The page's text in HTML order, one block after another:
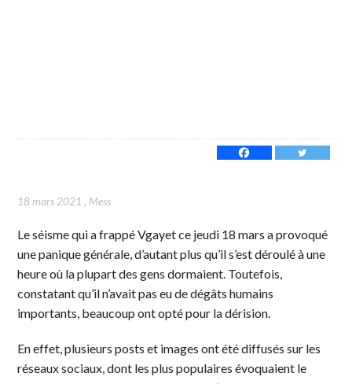
18 mars 2021 , Mess
Le séisme qui a frappé Vgayet ce jeudi 18 mars a provoqué
une panique générale, d’autant plus qu’il s’est déroulé à une
heure où la plupart des gens dormaient. Toutefois,
constatant qu’il n’avait pas eu de dégâts humains
importants, beaucoup ont opté pour la dérision.
En effet, plusieurs posts et images ont été diffusés sur les
réseaux sociaux, dont les plus populaires évoquaient le